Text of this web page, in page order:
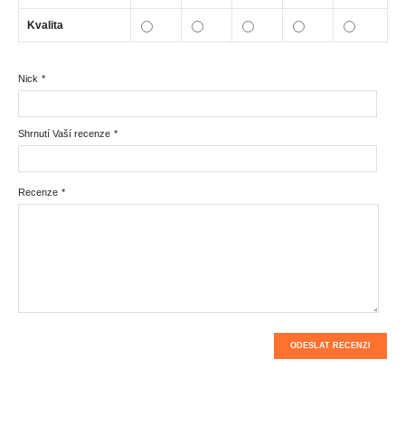
Kvalita
*
Nick
*
Shrnutí Vaší recenze
*
Recenze
ODESLAT RECENZI